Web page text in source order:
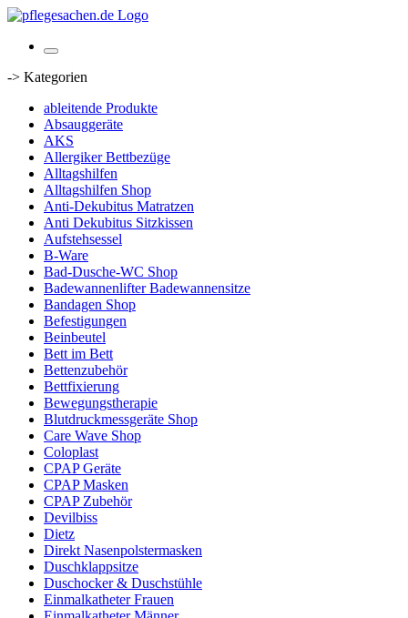
-> Kategorien
ableitende Produkte
Absauggeräte
AKS
Allergiker Bettbezüge
Alltagshilfen
Alltagshilfen Shop
Anti-Dekubitus Matratzen
Anti Dekubitus Sitzkissen
Aufstehsessel
B-Ware
Bad-Dusche-WC Shop
Badewannenlifter Badewannensitze
Bandagen Shop
Befestigungen
Beinbeutel
Bett im Bett
Bettenzubehör
Bettfixierung
Bewegungstherapie
Blutdruckmessgeräte Shop
Care Wave Shop
Coloplast
CPAP Geräte
CPAP Masken
CPAP Zubehör
Devilbiss
Dietz
Direkt Nasenpolstermasken
Duschklappsitze
Duschocker & Duschstühle
Einmalkatheter Frauen